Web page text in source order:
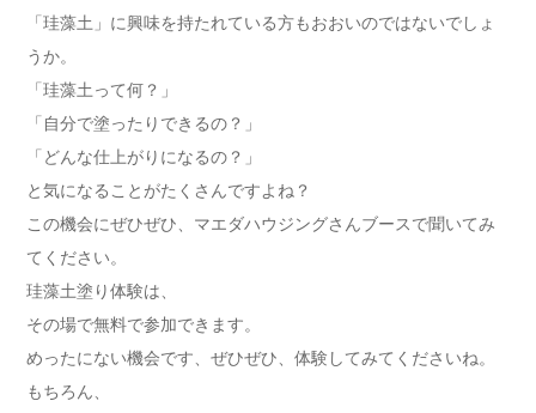
「珪藻土」に興味を持たれている方もおおいのではないでしょ
うか。
「珪藻土って何？」
「自分で塗ったりできるの？」
「どんな仕上がりになるの？」
と気になることがたくさんですよね？
この機会にぜひぜひ、マエダハウジングさんブースで聞いてみ
てください。
珪藻土塗り体験は、
その場で無料で参加できます。
めったにない機会です、ぜひぜひ、体験してみてくださいね。
もちろん、